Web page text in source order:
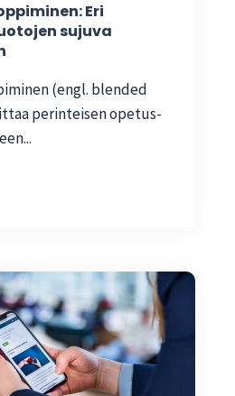
Eri
sujuva
(engl. blended
perinteisen opetus-